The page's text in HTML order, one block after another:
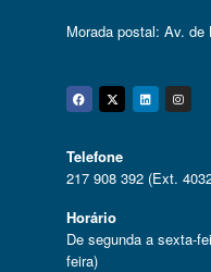
Morada postal: Av. de
Facebook
Twitter
Telefone
217 908 392 (Ext.
Horário
De segunda a sexta-
feira)